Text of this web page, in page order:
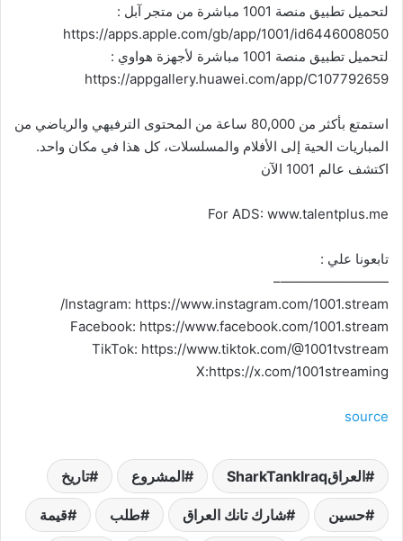
لتحميل تطبيق منصة 1001 مباشرة من متجر آبل :
https://apps.apple.com/gb/app/1001/id6446008050
لتحميل تطبيق منصة 1001 مباشرة لأجهزة هواوي :
https://appgallery.huawei.com/app/C107792659
استمتع بأكثر من 80,000 ساعة من المحتوى الترفيهي والرياضي من
المباريات الحية إلى الأفلام والمسلسلات، كل هذا في مكان واحد.
اكتشف عالم 1001 الآن
For ADS: www.talentplus.me
تابعونا علي :
————————–
Instagram: https://www.instagram.com/1001.stream/
Facebook: https://www.facebook.com/1001.stream
TikTok: https://www.tiktok.com/@1001tvstream
X:https://x.com/1001streaming
source
العراقSharkTankIraq المشروع تاريخ
حسين شارك تانك العراق طلب قيمة